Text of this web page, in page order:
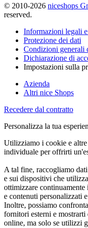
© 2010-2026 niceshops
reserved.
Informazioni legali
Protezione dei dati
Condizioni generali
Dichiarazione di
Impostazioni sulla
Azienda
Altri nice Shops
Recedere dal contratto
Personalizza la tua
Utilizziamo i cookie e
individuale per offrirti
A tal fine, raccogliamo
e sui dispositivi che
ottimizzare
e contenuti personalizzati
Inoltre, possiamo
fornitori esterni e
online, ma solo se utilizzi